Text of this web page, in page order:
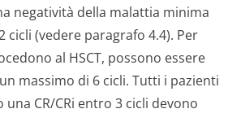
negatività della malattia minima
cicli (vedere paragrafo 4.4). Per
al HSCT, possono essere
massimo di 6 cicli. Tutti i pazienti
CR/CRi entro 3 cicli devono